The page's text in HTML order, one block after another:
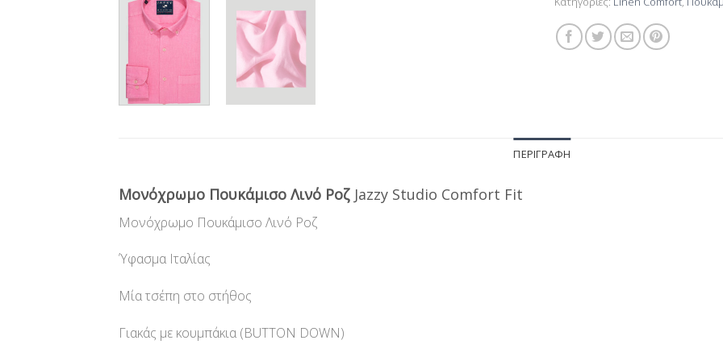
ΠΕΡΙΓΡΑΦΉ
Μονόχρωμο Πουκάμισο Λινό Ροζ Jazzy Studio Comfort Fit
Μονόχρωμο Πουκάμισο Λινό Ροζ
Ύφασμα Ιταλίας
Μία τσέπη στο στήθος
Γιακάς με κουμπάκια (BUTTON DOWN)